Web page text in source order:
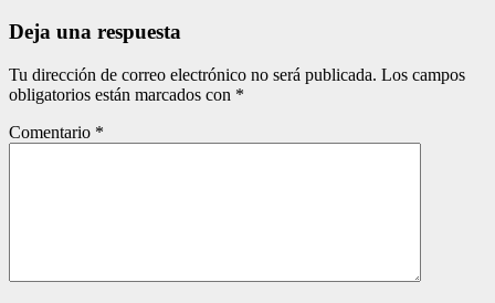
Deja una respuesta
Tu dirección de correo electrónico no será publicada. Los campos
obligatorios están marcados con *
Comentario *